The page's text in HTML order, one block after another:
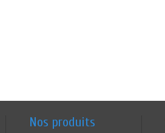
Nos produits